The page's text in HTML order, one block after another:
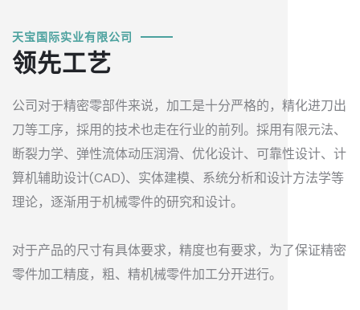
天宝国际实业有限公司
领先工艺
公司对于精密零部件来说，加工是十分严格的，精化进刀出
刀等工序，採用的技术也走在行业的前列。採用有限元法、
断裂力学、弹性流体动压润滑、优化设计、可靠性设计、计
算机辅助设计(CAD)、实体建模、系统分析和设计方法学等
理论，逐渐用于机械零件的研究和设计。
对于产品的尺寸有具体要求，精度也有要求，为了保证精密
零件加工精度，粗、精机械零件加工分开进行。